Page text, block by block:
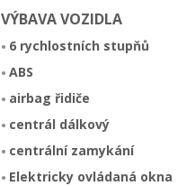
VÝBAVA VOZIDLA
6 rychlostních stupňů
ABS
airbag řidiče
centrál dálkový
centrální zamykání
Elektricky ovládaná okna